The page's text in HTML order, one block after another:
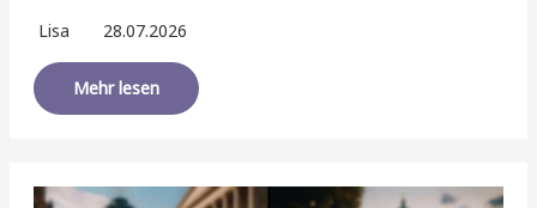
Lisa 28.07.2026
Mehr lesen